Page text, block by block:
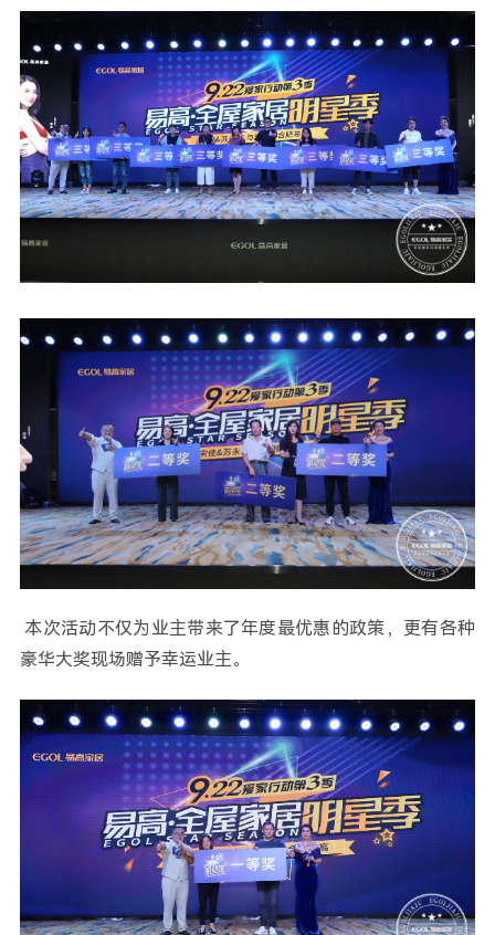
本次活动不仅为业主带来了年度最优惠的政策，更有各种
豪华大奖现场赠予幸运业主。